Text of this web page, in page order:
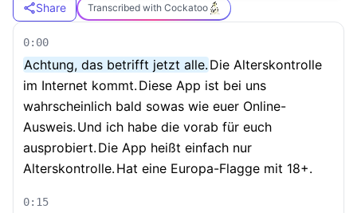
Share Transcribed with Cockatoo
0:00
Achtung, das betrifft jetzt alle. Die Alterskontrolle
im Internet kommt. Diese App ist bei uns
wahrscheinlich bald sowas wie euer Online-
Ausweis. Und ich habe die vorab für euch
ausprobiert. Die App heißt einfach nur
Alterskontrolle. Hat eine Europa-Flagge mit 18+.
0:15